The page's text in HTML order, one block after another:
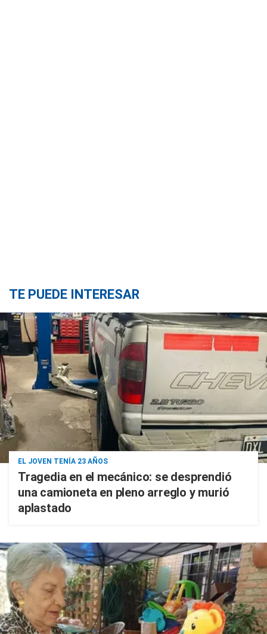
TE PUEDE INTERESAR
EL JOVEN TENÍA 23 AÑOS
Tragedia en el mecánico: se desprendió
una camioneta en pleno arreglo y murió
aplastado